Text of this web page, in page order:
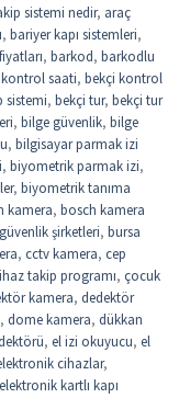
sistemi nedir, araç
, bariyer kapı sistemleri,
, barkod, barkodlu
saati, bekçi kontrol
sistemi, bekçi tur, bekçi tur
, bilge güvenlik, bilge
, bilgisayar parmak izi
, biyometrik parmak izi,
, biyometrik tanıma
kamera, bosch kamera
şirketleri, bursa
, cctv kamera, cep
takip programı, çocuk
kamera, dedektör
, dome kamera, dükkan
, el izi okuyucu, el
cihazlar,
elektronik kartlı kapı